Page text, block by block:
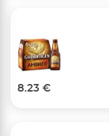
8.23 €